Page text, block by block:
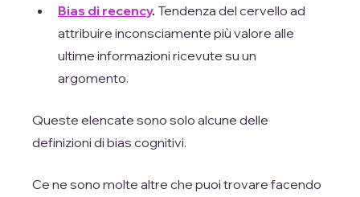
Bias di recency. Tendenza del cervello ad
attribuire inconsciamente più valore alle
ultime informazioni ricevute su un
argomento.
Queste elencate sono solo alcune delle
definizioni di bias cognitivi.
Ce ne sono molte altre che puoi trovare facendo